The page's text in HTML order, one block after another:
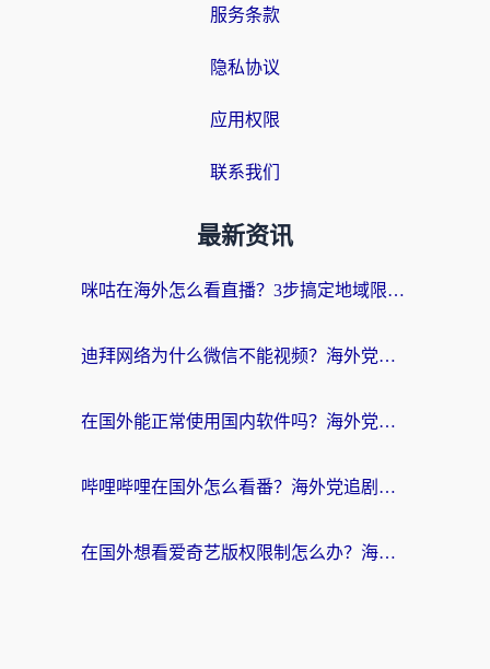
服务条款
隐私协议
应用权限
联系我们
最新资讯
咪咕在海外怎么看直播？3步搞定地域限制，还能畅看腾讯视频与国内热剧
迪拜网络为什么微信不能视频？海外党必看的回国加速全攻略
在国外能正常使用国内软件吗？海外党亲测有效的无缝访问指南
哔哩哔哩在国外怎么看番？海外党追剧看片的终极解决方案
在国外想看爱奇艺版权限制怎么办？海外华人必看的追剧自由指南